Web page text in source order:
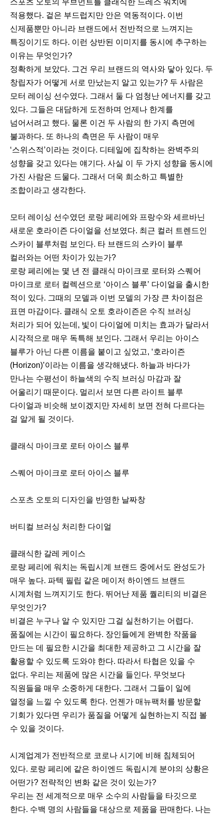
스포츠 오토의 무브먼트를 클래식한 드레스 워치에
적용했다. 겉은 부드럽지만 안은 역동적이다. 이번
신제품뿐만 아니라 브랜드에서 전반적으로 느껴지는
특징이기도 하다. 이런 상반된 이미지를 동시에 추구하는
이유는 무엇인가?
정확하게 보았다. 그건 우리 브랜드의 역사와 닿아 있다. 두
창립자가 어떻게 서로 만났는지 알고 있는가? 두 사람은
모터 레이싱 선수였다. 그래서 둘 다 엄청난 에너지를 갖고
있다. 그들은 대담하게 도전하며 언제나 한계를
넘어서려고 했다. 물론 이건 두 사람의 한 가지 측면에
불과하다. 또 하나의 측면은 두 사람이 매우
‘스위스적’이라는 것이다. 디테일에 집착하는 완벽주의
성향을 갖고 있다는 얘기다. 사실 이 두 가지 성향을 동시에
가진 사람은 드물다. 그래서 더욱 희소하고 특별한
조합이라고 생각한다.
모터 레이싱 선수였던 로랑 페리에와 프랑수와 세르바닌
새로운 호라이즌 다이얼을 선보였다. 최근 컬러 트렌드인
스카이 블루처럼 보인다. 타 브랜드의 스카이 블루
컬러와는 어떤 차이가 있는가?
로랑 페리에는 몇 년 전 클래식 마이크로 로터와 스퀘어
마이크로 로터 컬렉션으로 ‘아이스 블루’ 다이얼을 출시한
적이 있다. 그때의 모델과 이번 모델의 가장 큰 차이점은
표면 마감이다. 클래식 오토 호라이즌은 수직 브러싱
처리가 되어 있는데, 빛이 다이얼에 미치는 효과가 달라서
시각적으로 매우 독특해 보인다. 그래서 우리는 아이스
블루가 아닌 다른 이름을 붙이고 싶었고, ‘호라이즌
(Horizon)’이라는 이름을 생각해냈다. 하늘과 바다가
만나는 수평선이 하늘색의 수직 브러싱 마감과 잘
어울리기 때문이다. 멀리서 보면 다른 라이트 블루
다이얼과 비슷해 보이겠지만 자세히 보면 전혀 다르다는
걸 알게 될 것이다.
클래식 마이크로 로터 아이스 블루
스퀘어 마이크로 로터 아이스 블루
스포츠 오토의 디자인을 반영한 날짜창
버티컬 브러싱 처리한 다이얼
클래식한 갈레 케이스
로랑 페리에 워치는 독립시계 브랜드 중에서도 완성도가
매우 높다. 파텍 필립 같은 메이저 하이엔드 브랜드
시계처럼 느껴지기도 한다. 뛰어난 제품 퀄리티의 비결은
무엇인가?
비결은 누구나 알 수 있지만 그걸 실천하기는 어렵다.
품질에는 시간이 필요하다. 장인들에게 완벽한 작품을
만드는 데 필요한 시간을 최대한 제공하고 그 시간을 잘
활용할 수 있도록 도와야 한다. 따라서 타협은 있을 수
없다. 우리는 제품에 많은 시간을 들인다. 무엇보다
직원들을 매우 소중하게 대한다. 그래서 그들이 일에
열정을 느낄 수 있도록 한다. 언젠가 매뉴팩처를 방문할
기회가 있다면 우리가 품질을 어떻게 실현하는지 직접 볼
수 있을 것이다.
시계업계가 전반적으로 코로나 시기에 비해 침체되어
있다. 로랑 페리에 같은 하이엔드 독립시계 분야의 상황은
어떤가? 전략적인 변화 같은 것이 있는가?
우리는 전 세계적으로 매우 소수의 사람들을 타깃으로
한다. 수백 명의 사람들을 대상으로 제품을 판매한다. 나는